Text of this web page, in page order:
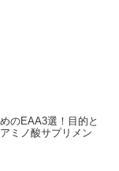
のEAA3選！目的と
ミノ酸サプリメン